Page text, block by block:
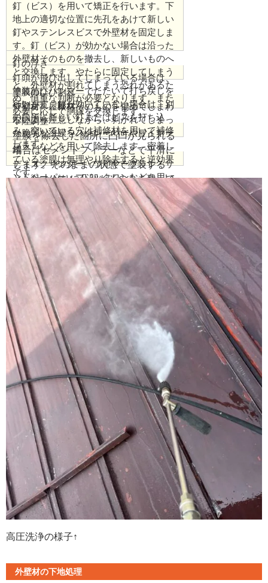
釘（ビス）を用いて矯正を行います。下
地上の適切な位置に先孔をあけて新しい
釘やステンレスビスで外壁材を固定しま
す。釘（ビス）が効かない場合は沿った
外壁材そのものを撤去し、新しいものへ
と交換します。やたらに固定してしまう
と、外壁材が割れてしまう恐れがあるた
め、慎重な判断が必要となります。また
必要に応じて胴縁を交換します。
釘の浮き
釘頭が飛び出してしまっている場合は、
塗装前にハンマーでたたいて打ち戻しを
行います。釘が効いていない場合は、別
の箇所に新しい釘またはビスを打ち込
み、空いている穴は補修材を用いて補修
します。
塗膜のひび割れ
や剥がれ、膨れ
外壁材・屋根材そのものを傷めてしまわ
ないよう注意しながら、剥がれてしまっ
た脆弱な塗膜をスクレーパーやワイヤー
ブラシなどを用いて除去します。密着し
ている塗膜は無理やり除去すると逆効果
です。
不陸調整
塗膜を除去した箇所に凸凹が見られる
場合はセメントフィラーなどで平滑に
します。そのままの状態で塗装する
と、仕上がりに凸凹がそのまま残って
しまいます。
錆
ディスクサンダー・ワイヤーブラシ・サ
ンドペーパー・マジックロンなどを用い
て、可能な限り錆を除去します。錆を除
去する際は、外壁材・屋根材そのものに
穴をあけてしまわないように注意する必
要があります。
高圧洗浄の様子↑
外壁材の下地処理